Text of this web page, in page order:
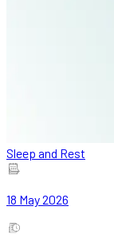
Sleep and Rest
18 May 2026